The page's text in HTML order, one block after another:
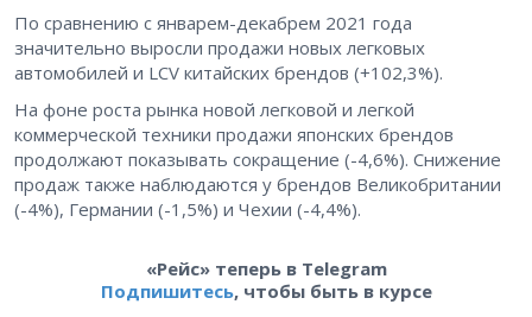
По сравнению с январем-декабрем 2021 года
значительно выросли продажи новых легковых
автомобилей и LCV китайских брендов (+102,3%).
На фоне роста рынка новой легковой и легкой
коммерческой техники продажи японских брендов
продолжают показывать сокращение (-4,6%). Снижение
продаж также наблюдаются у брендов Великобритании
(-4%), Германии (-1,5%) и Чехии (-4,4%).
«Рейс» теперь в Telegram
Подпишитесь, чтобы быть в курсе